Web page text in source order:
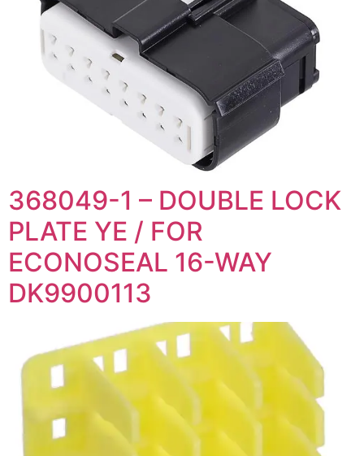
368049-1 – DOUBLE LOCK
PLATE YE / FOR
ECONOSEAL 16-WAY
DK9900113